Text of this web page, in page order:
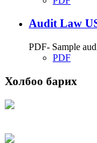
Audit Law
PDF- Sample
PDF
Холбоо барих